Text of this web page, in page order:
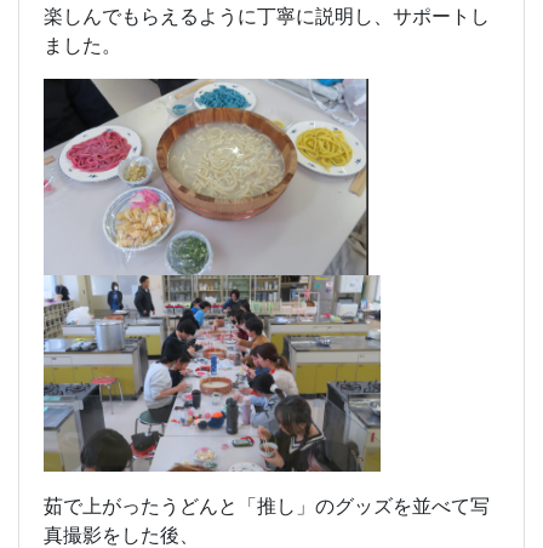
楽しんでもらえるように丁寧に説明し、サポートし
ました。
茹で上がったうどんと「推し」のグッズを並べて写
真撮影をした後、